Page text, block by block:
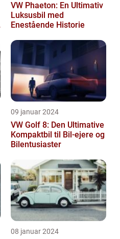
VW Phaeton: En Ultimativ
Luksusbil med
Enestående Historie
09 januar 2024
VW Golf 8: Den Ultimative
Kompaktbil til Bil-ejere og
Bilentusiaster
08 januar 2024